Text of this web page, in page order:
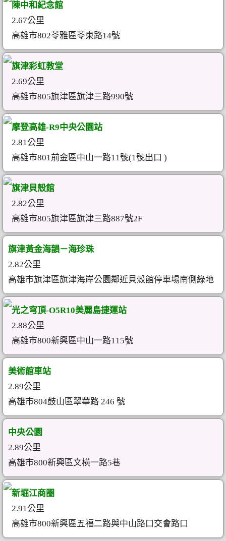
陳中和紀念館
2.67公里
高雄市802苓雅區苓東路14號
旗津彩虹教堂
2.69公里
高雄市805旗津區旗津三路990號
摩登高雄-R9中央公園站
2.81公里
高雄市801前金區中山一路11號(1號出口 )
旗津貝殼館
2.82公里
高雄市805旗津區旗津三路887號2F
旗津黃金海韻－海珍珠
2.82公里
高雄市旗津區旗津海岸公園鄰近貝殼館停車場南側綠地
光之穹頂-O5R10美麗島捷運站
2.88公里
高雄市800新興區中山一路115號
美術館車站
2.89公里
高雄市804鼓山區翠華路 246 號
中央公園
2.89公里
高雄市800新興區文橫一路5巷
新堀江商圈
2.91公里
高雄市800新興區五福二路與中山路口交會路口